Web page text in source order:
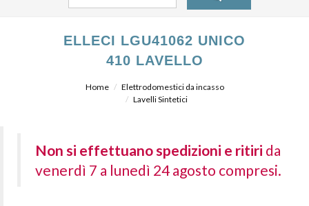
ELLECI LGU41062 UNICO
410 LAVELLO
Home
Elettrodomestici da incasso
Lavelli Sintetici
Non si effettuano spedizioni e ritiri da
venerdì 7 a lunedì 24 agosto compresi.